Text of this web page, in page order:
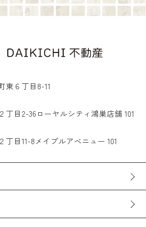
東６丁目8-11
丁目2-36ローヤルシティ鴻巣店舗 101
丁目11-8メイプルアベニュー 101